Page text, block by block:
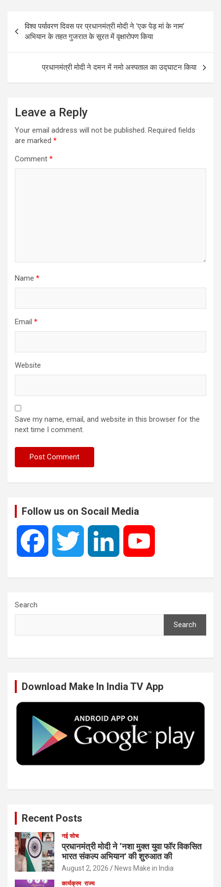
k
Post
navigation
विश्व पर्यावरण दिवस पर प्रधानमंत्री मोदी ने ‘एक पेड़ मां के नाम’
अभियान के तहत गुजरात के सूरत में वृक्षारोपण किया
प्रधानमंत्री मोदी ने दमन में नमो अस्पताल का उद्घाटन किया
Leave a Reply
Your email address will not be published. Required fields
are marked *
Comment *
Name *
Email *
Website
Save my name, email, and website in this browser for the
next time I comment.
Follow us on Socail Media
e
o
k
t
r
k
I
n
T
e
Search
Search
Download Make In India TV App
Recent Posts
नई सोच
प्रधानमंत्री मोदी ने ‘नशा मुक्त युवा फॉर विकसित
भारत संकल्प अभियान’ की शुरुआत की
August 2, 2026 News Make in India
कार्यक्रम राज्य